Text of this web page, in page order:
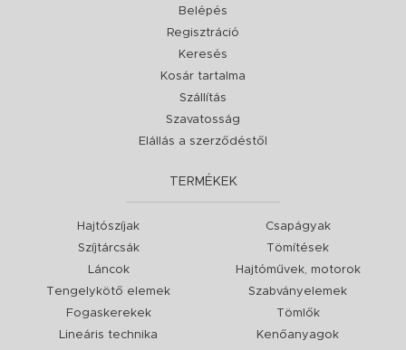
Belépés
Regisztráció
Keresés
Kosár tartalma
Szállítás
Szavatosság
Elállás a szerződéstől
TERMÉKEK
Hajtószíjak
Szíjtárcsák
Láncok
Tengelykötő elemek
Fogaskerekek
Lineáris technika
Csapágyak
Tömítések
Hajtóművek, motorok
Szabványelemek
Tömlők
Kenőanyagok